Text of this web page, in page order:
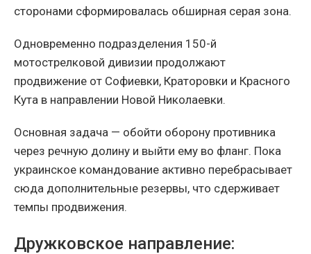
сторонами сформировалась обширная серая зона.
Одновременно подразделения 150-й
мотострелковой дивизии продолжают
продвижение от Софиевки, Краторовки и Красного
Кута в направлении Новой Николаевки.
Основная задача — обойти оборону противника
через речную долину и выйти ему во фланг. Пока
украинское командование активно перебрасывает
сюда дополнительные резервы, что сдерживает
темпы продвижения.
Дружковское направление: